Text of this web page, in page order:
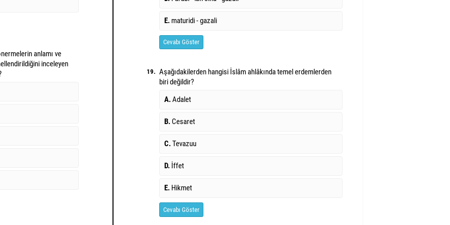
anlamı ve
inceleyen
E. maturidi - gazali
Cevabı Göster
19. Aşağıdakilerden hangisi İslâm ahlâkında temel erdemlerden
biri değildir?
A.Adalet
B.Cesaret
C.Tevazuu
D. İffet
E. Hikmet
Cevabı Göster